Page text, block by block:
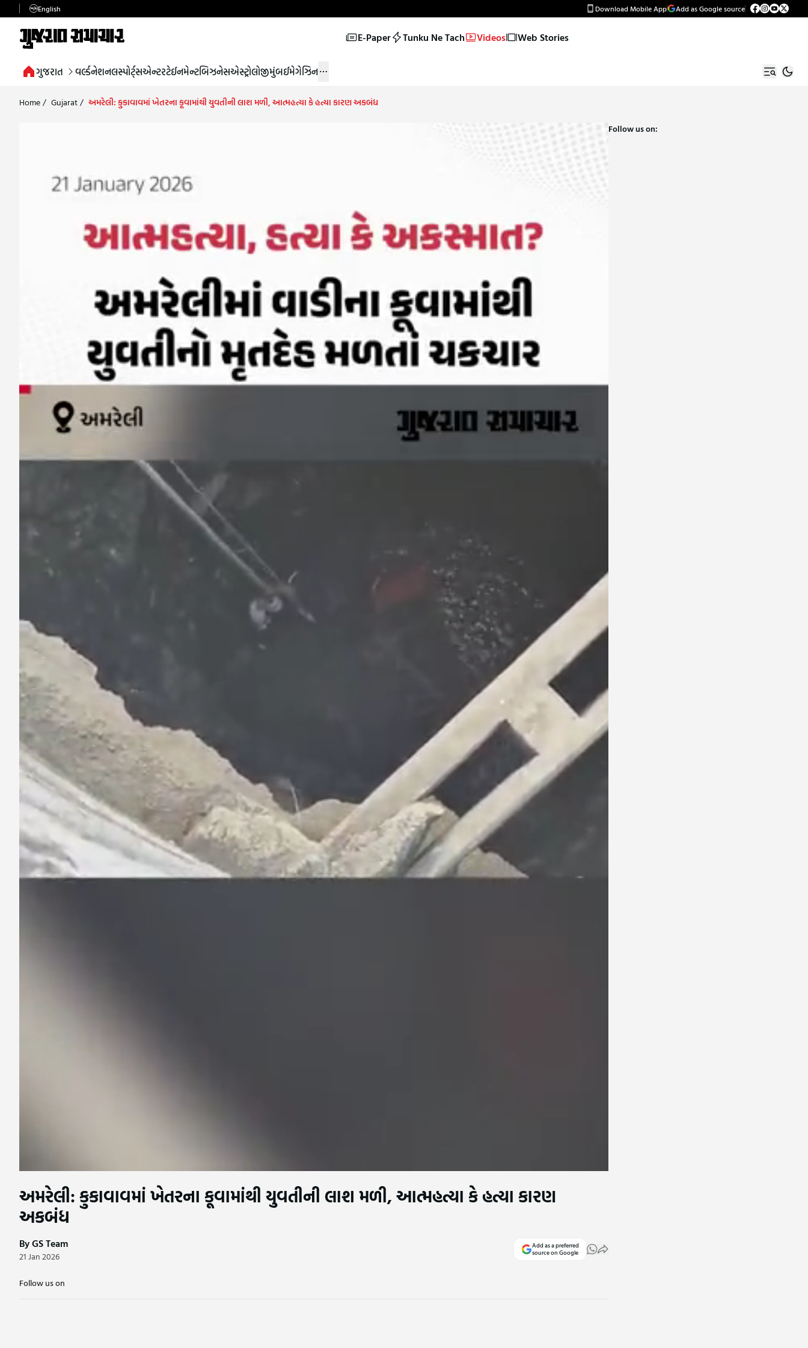
English Download Mobile App Add as Google source
E-Paper Tunku Ne Tach Videos Web Stories
ગુજરાત વર્લ્ડનેશનલસ્પોર્ટ્સએન્ટરટેઈનમેન્ટબિઝનેસએસ્ટ્રોલોજીમુંબઈમેગેઝિન
Home/ Gujarat/ અમરેલી: કુકાવાવમાં ખેતરના કૂવામાંથી યુવતીની લાશ મળી, આત્મહત્યા કે હત્યા કારણ અકબંધ
અમરેલી: કુકાવાવમાં ખેતરના કૂવામાંથી યુવતીની લાશ મળી, આત્મહત્યા કે હત્યા કારણ
અકબંધ
By GS Team
21 Jan 2026
Add as a preferred
source on Google
Follow us on
Follow us on: